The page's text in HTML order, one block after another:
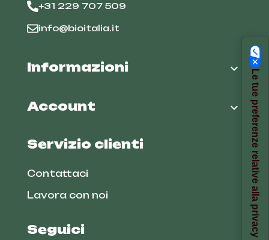
+31 229 707 509
info@bioitalia.it
Informazioni 
Account 
Servizio clienti
Contattaci
Lavora con noi
Seguici Le tue preferenze relative alla privacy